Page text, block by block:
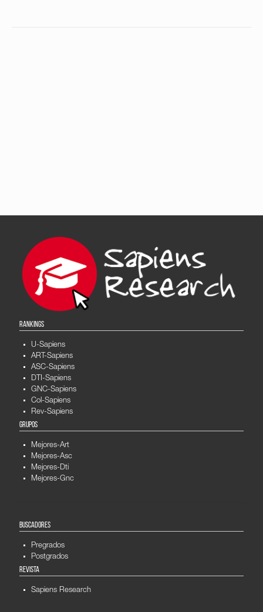
RANKINGS
U-Sapiens
ART-Sapiens
ASC-Sapiens
DTI-Sapiens
GNC-Sapiens
Col-Sapiens
Rev-Sapiens
GRUPOS
Mejores-Art
Mejores-Asc
Mejores-Dti
Mejores-Gnc
BUSCADORES
Pregrados
Postgrados
REVISTA
Sapiens Research